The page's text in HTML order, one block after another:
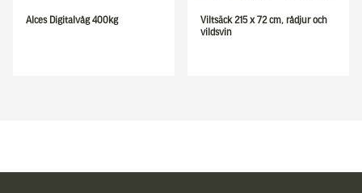
Alces Digitalvåg 400kg
Viltsäck 215 x 72 cm, rådjur och
vildsvin